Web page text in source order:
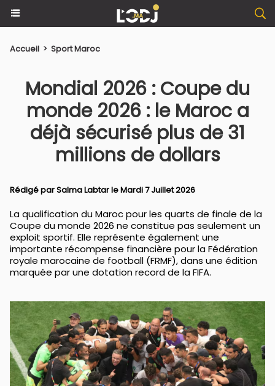
Accueil > Sport Maroc
Mondial 2026 : Coupe du
monde 2026 : le Maroc a
déjà sécurisé plus de 31
millions de dollars
Rédigé parSalma Labtarle Mardi 7 Juillet 2026
La qualification du Maroc pour les quarts de finale de la
Coupe du monde 2026 ne constitue pas seulement un
exploit sportif. Elle représente également une
importante récompense financière pour la Fédération
royale marocaine de football (FRMF), dans une édition
marquée par une dotation record de la FIFA.